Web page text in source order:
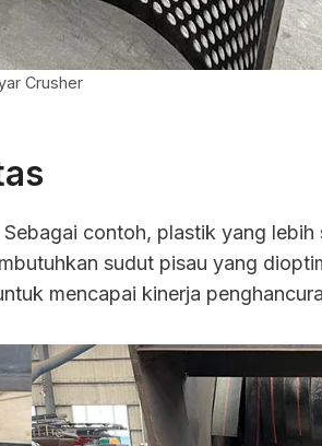
Crusher
contoh, plastik yang
sudut pisau yang
mencapai kinerja